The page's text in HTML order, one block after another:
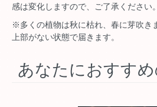
感は変化しますので、ご了承ください。
※多くの植物は秋に枯れ、春に芽吹き
上部がない状態で届きます。
あなたにおすす